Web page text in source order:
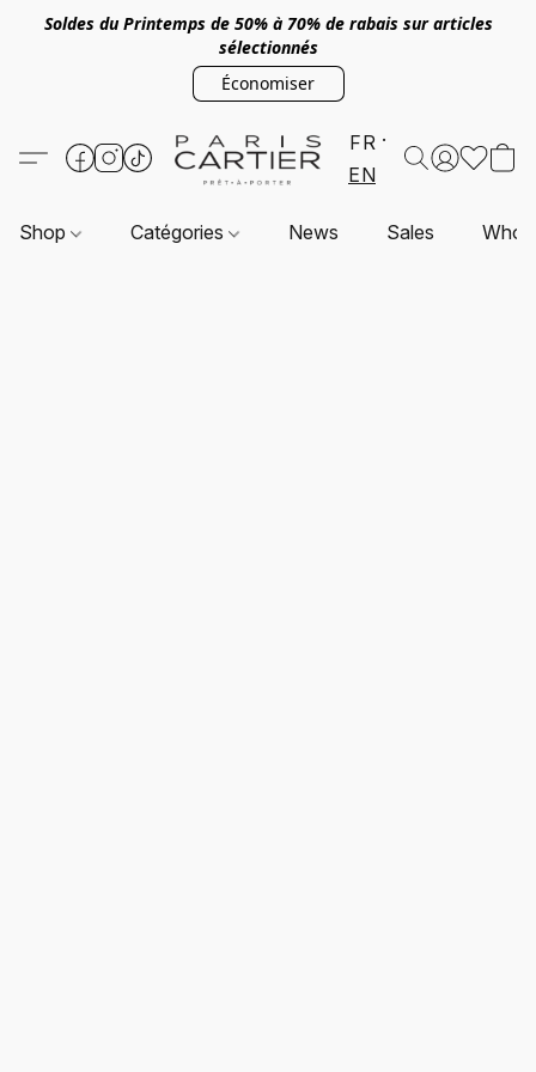
Soldes du Printemps de 50% à 70% de rabais sur articles
sélectionnés
Économiser
FR
EN
Shop Catégories News Sales Who